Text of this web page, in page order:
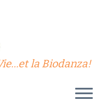
la Biodanza!